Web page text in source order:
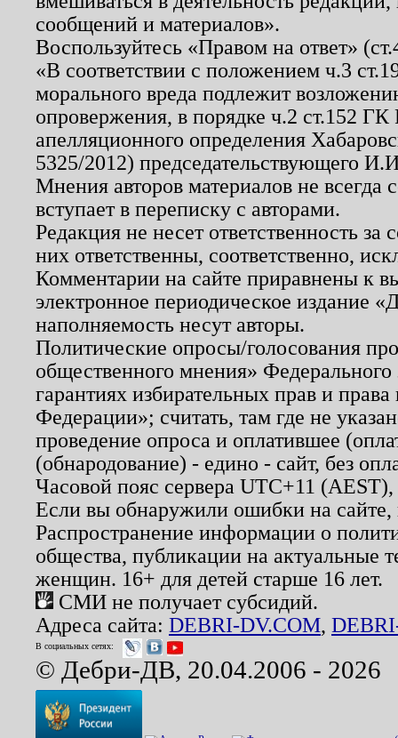
сообщений и материалов».
Воспользуйтесь «Правом на ответ»
«В соответствии с положением ч.3
морального вреда подлежит
опровержения, в порядке ч.2 ст.152
апелляционного определения
5325/2012) председательствующего
Мнения авторов материалов не
вступает в переписку с авторами.
Редакция не несет ответственность
них ответственны, соответственно,
Комментарии на сайте приравнены к
электронное периодическое издание
наполняемость несут авторы.
Политические опросы/голосования
общественного мнения»
гарантиях избирательных прав и
Федерации»; считать, там где не
проведение опроса и оплатившее
(обнародование) - едино - сайт, без
Часовой пояс сервера UTC+11
Если вы обнаружили ошибки на
Распространение информации о
общества, публикации на актуальные
женщин. 16+ для детей старше 16 лет.
СМИ не получает субсидий.
Адреса сайта: DEBRI-DV.COM,
В социальных сетях:
© Дебри-ДВ, 20.04.2006 - 2026